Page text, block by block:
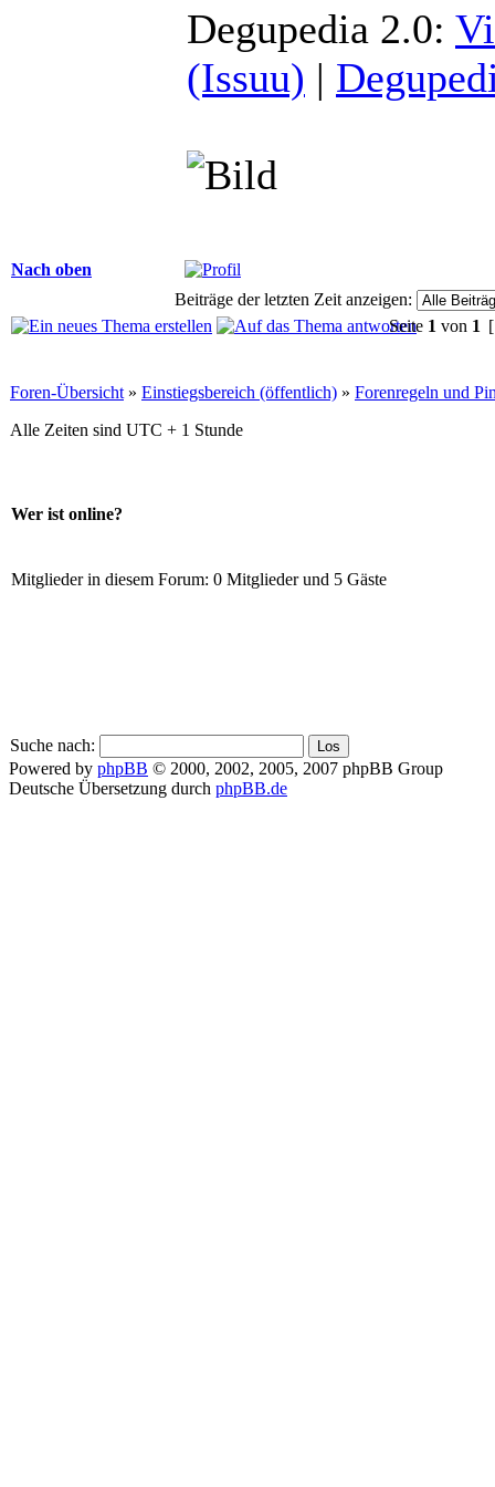
Degupedia 2.0:
(Issuu) |
Nach oben
Beiträge der letzten Zeit anzeigen:
Seite 1 von 1
Foren-Übersicht » Einstiegsbereich (öffentlich) » Forenregeln und
Alle Zeiten sind UTC + 1 Stunde
Wer ist online?
Mitglieder in diesem Forum: 0 Mitglieder und 5 Gäste
Suche nach:
Powered by phpBB © 2000, 2002, 2005, 2007 phpBB Group
Deutsche Übersetzung durch phpBB.de